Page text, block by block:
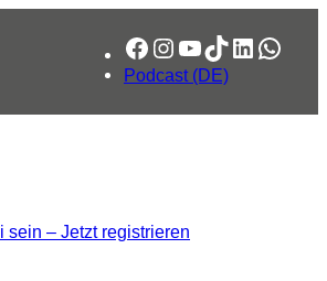
Facebook
Instagram
YouTube
TikTok
LinkedIn
Podcast (DE)
sein – Jetzt registrieren